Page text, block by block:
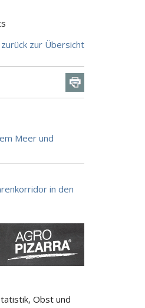
zurück zur Übersicht
Meer und
in den
Obst und